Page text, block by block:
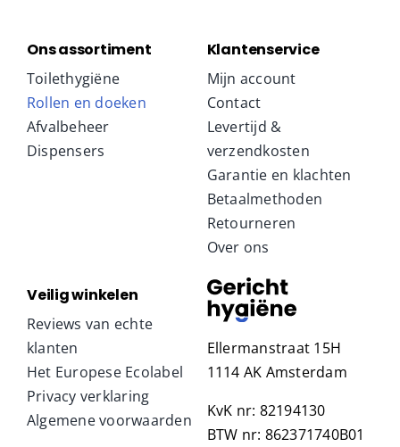
Ons assortiment
Toilethygiëne
Rollen en doeken
Afvalbeheer
Dispensers
Klantenservice
Mijn account
Contact
Levertijd &
verzendkosten
Garantie en klachten
Betaalmethoden
Retourneren
Over ons
Veilig winkelen
Reviews van echte
klanten
Het Europese Ecolabel
Privacy verklaring
Algemene voorwaarden
Ellermanstraat 15H
1114 AK Amsterdam
KvK nr: 82194130
BTW nr: 862371740B01